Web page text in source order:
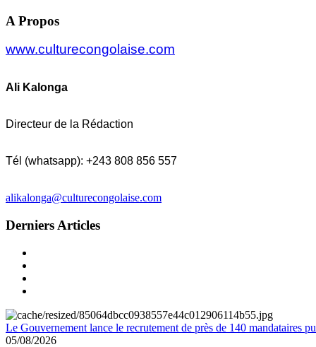
A Propos
www.culturecongolaise.com
Ali Kalonga
Directeur de la Rédaction
Tél (whatsapp): +243 808 856 557
alikalonga@culturecongolaise.com
Derniers Articles
Le Gouvernement lance le recrutement de près de 140 mandataires
05/08/2026